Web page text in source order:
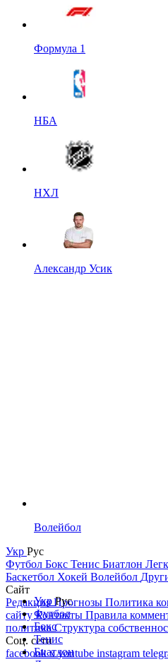
Формула 1
НБА
НХЛ
Александр Усик
Волейбол
Укр Рус
Футбол Бокс Тенис Биатлон
Баскетбол Хокей Волейбол
Сайт
РедакцияПрогнозы Политика
сайтуКонтакты Правила
политикаСтруктура
Соц. сети
facebookxyoutube instagram
УкрРус
Футбол
Бокс
Тенис
Биатлон